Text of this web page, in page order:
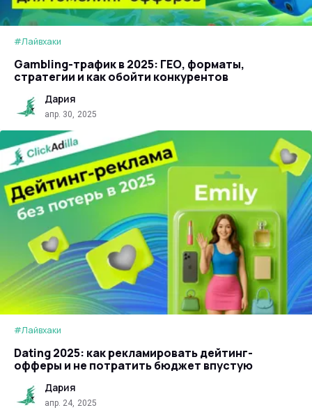
#Лайвхаки
Gambling-трафик в 2025: ГЕО, форматы,
стратегии и как обойти конкурентов
Дария
апр. 30, 2025
#Лайвхаки
Dating 2025: как рекламировать дейтинг-
офферы и не потратить бюджет впустую
Дария
апр. 24, 2025